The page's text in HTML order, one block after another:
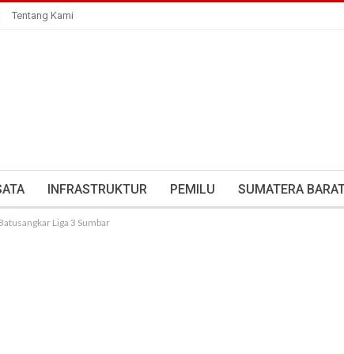
Tentang Kami
INFRASTRUKTUR PEMILU SUMATERA
Liga 3 Sumbar